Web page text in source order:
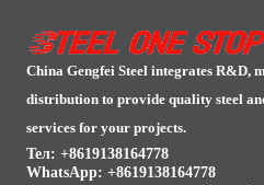
China Gengfei Steel integrates R&D,
distribution to provide quality steel
services for your projects.
Тел: +8619138164778
WhatsApp: +8619138164778